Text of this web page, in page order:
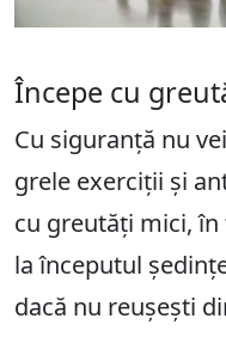
Începe cu
Cu siguranță nu
grele exerciții și
cu greutăți mici,
la începutul
dacă nu reușești